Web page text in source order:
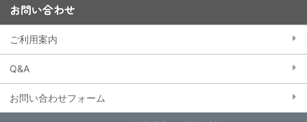
お問い合わせ
ご利用案内
Q&A
お問い合わせフォーム